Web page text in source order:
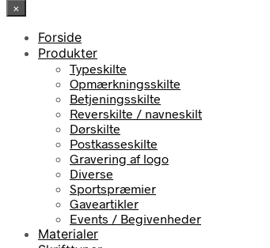
×
Forside
Produkter
Typeskilte
Opmærkningsskilte
Betjeningsskilte
Reverskilte / navneskilt
Dørskilte
Postkasseskilte
Gravering af logo
Diverse
Sportspræmier
Gaveartikler
Events / Begivenheder
Materialer